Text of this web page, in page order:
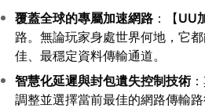
覆蓋全球的專屬加速網路 ：【UU
路。無論玩家身處世界何地，它
佳、最穩定資料傳輸通道。
智慧化延遲與封包遺失控制技術
調整並選擇當前最佳的網路傳輸路